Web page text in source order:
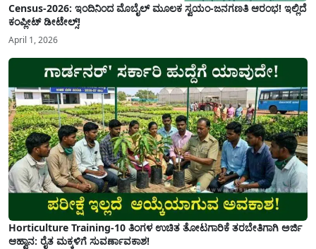
Census-2026: ಇಂದಿನಿಂದ ಮೊಬೈಲ್ ಮೂಲಕ ಸ್ವಯಂ-ಜನಗಣತಿ ಆರಂಭ! ಇಲ್ಲಿದೆ
ಕಂಪ್ಲೀಟ್ ಡೀಟೇಲ್ಸ್!
April 1, 2026
Horticulture Training-10 ತಿಂಗಳ ಉಚಿತ ತೋಟಗಾರಿಕೆ ತರಬೇತಿಗಾಗಿ ಅರ್ಜಿ
ಆಹ್ವಾನ: ರೈತ ಮಕ್ಕಳಿಗೆ ಸುವರ್ಣಾವಕಾಶ!